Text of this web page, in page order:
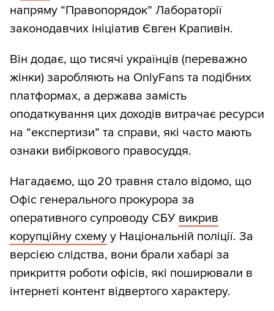
напряму “Правопорядок” Лабораторії
законодавчих ініціатив Євген Крапивін.
Він додає, що тисячі українців (переважно
жінки) заробляють на OnlyFans та подібних
платформах, а держава замість
оподаткування цих доходів витрачає ресурси
на “експертизи” та справи, які часто мають
ознаки вибіркового правосуддя.
Нагадаємо, що 20 травня стало відомо, що
Офіс генерального прокурора за
оперативного супроводу СБУ викрив
корупційну схему у Національній поліції. За
версією слідства, вони брали хабарі за
прикриття роботи офісів, які поширювали в
інтернеті контент відвертого характеру.